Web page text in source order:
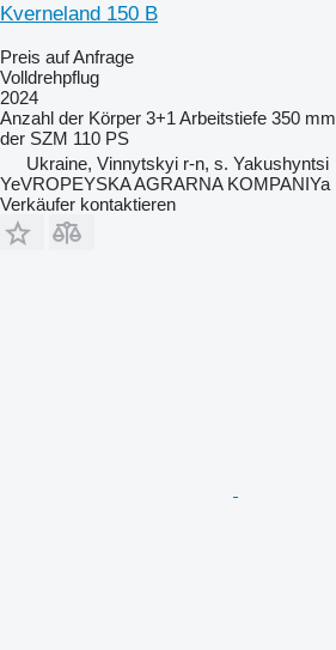
Kverneland 150 B
Preis auf Anfrage
Volldrehpflug
2024
Anzahl der Körper 3+1 Arbeitstiefe 350 mm
der SZM 110 PS
Ukraine, Vinnytskyi r-n, s. Yakushyntsi
YeVROPEYSKA AGRARNA KOMPANIYa
Verkäufer kontaktieren